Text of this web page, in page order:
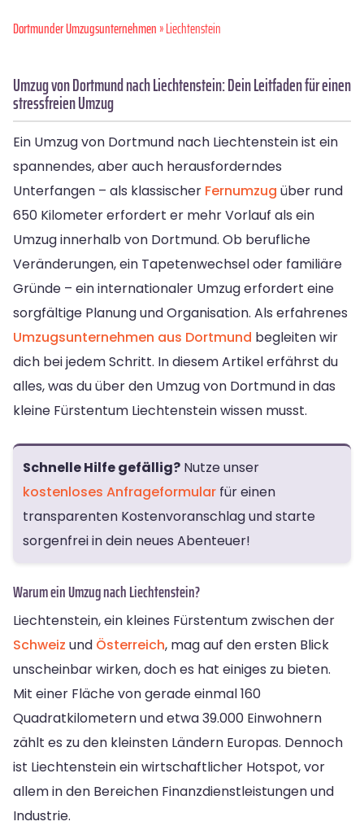
Dortmunder Umzugsunternehmen» Liechtenstein
Umzug von Dortmund nach Liechtenstein: Dein Leitfaden für einen
stressfreien Umzug
Ein Umzug von Dortmund nach Liechtenstein ist ein
spannendes, aber auch herausforderndes
Unterfangen – als klassischer Fernumzug über rund
650 Kilometer erfordert er mehr Vorlauf als ein
Umzug innerhalb von Dortmund. Ob berufliche
Veränderungen, ein Tapetenwechsel oder familiäre
Gründe – ein internationaler Umzug erfordert eine
sorgfältige Planung und Organisation. Als erfahrenes
Umzugsunternehmen aus Dortmund begleiten wir
dich bei jedem Schritt. In diesem Artikel erfährst du
alles, was du über den Umzug von Dortmund in das
kleine Fürstentum Liechtenstein wissen musst.
Schnelle Hilfe gefällig? Nutze unser
kostenloses Anfrageformular für einen
transparenten Kostenvoranschlag und starte
sorgenfrei in dein neues Abenteuer!
Warum ein Umzug nach Liechtenstein?
Liechtenstein, ein kleines Fürstentum zwischen der
Schweiz und Österreich, mag auf den ersten Blick
unscheinbar wirken, doch es hat einiges zu bieten.
Mit einer Fläche von gerade einmal 160
Quadratkilometern und etwa 39.000 Einwohnern
zählt es zu den kleinsten Ländern Europas. Dennoch
ist Liechtenstein ein wirtschaftlicher Hotspot, vor
allem in den Bereichen Finanzdienstleistungen und
Industrie.